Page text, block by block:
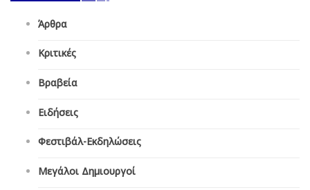
Άρθρα
Κριτικές
Βραβεία
Ειδήσεις
Φεστιβάλ-Εκδηλώσεις
Μεγάλοι Δημιουργοί